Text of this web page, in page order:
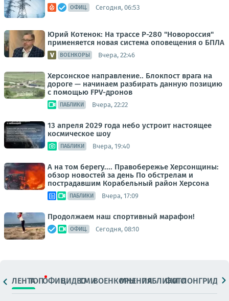
ОФИЦ. Сегодня, 06:53
Юрий Котенок: На трассе Р-280 "Новороссия"
применяется новая система оповещения о БПЛА
ВОЕНКОРЫ Вчера, 22:46
Херсонское направление.. Блокпост врага на
дороге — начинаем разбирать данную позицию
с помощью FPV-дронов
ПАБЛИКИ Вчера, 22:22
13 апреля 2029 года небо устроит настоящее
космическое шоу
ПАБЛИКИ Вчера, 19:40
А на том берегу.... Правобережье Херсонщины:
обзор новостей за день По обстрелам и
пострадавшим Корабельный район Херсона
ПАБЛИКИ Вчера, 17:09
Продолжаем наш спортивный марафон!
ОФИЦ. Сегодня, 08:10
ЛЕНТАТОПОФИЦ.ВИДЕОСМИВОЕНКОРЫМНЕНИЯПАБЛИКИ
ФОТОЛОНГРИДЫ